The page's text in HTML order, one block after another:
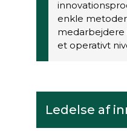
enkle
medarbejdere
et operativt
Ledelse af